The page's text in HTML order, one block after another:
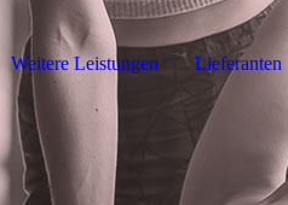
Weitere Leistungen Lieferanten